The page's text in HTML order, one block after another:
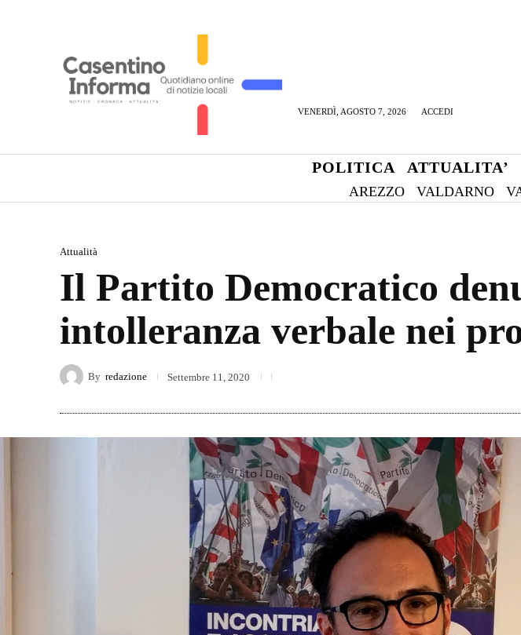
VENERDÌ, AGOSTO 7, 2026 ACCEDI
POLITICA ATTUALITA’
AREZZO VALDARNO
Attualità
Il Partito Democratico
intolleranza verbale nei
By redazione Settembre 11, 2020